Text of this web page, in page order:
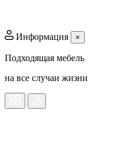
Информация ×
Подходящая мебель
на все случаи жизни